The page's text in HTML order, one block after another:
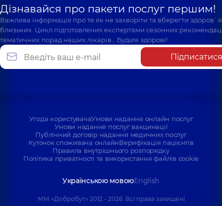
Дізнавайся про пакети послуг першим!
Важлива інформація про те як не захворіти та вберегти
близьких. Цикл підготовлених експертами сезонних
тематичних порад наших лікарів… Будьте здорові!
Підписатися
Угода користувачаУмови надання онлайн послуг
Умови надання послуг вакцинації
Публічний договір надання медичних послуг
Куточок споживача онлайнВерифікація пацієнтів
Правила внутрішнього розпорядку
Політика приватності та використання файлів cookie
Українською мовоюEnglish
ММ «Добробут» 2012 - 2026. Всі права захищені